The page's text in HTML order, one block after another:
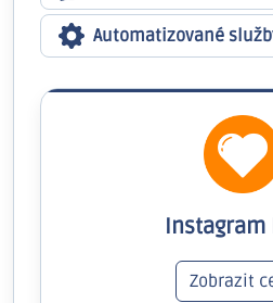
Automatizované
Instagram
Zobrazit